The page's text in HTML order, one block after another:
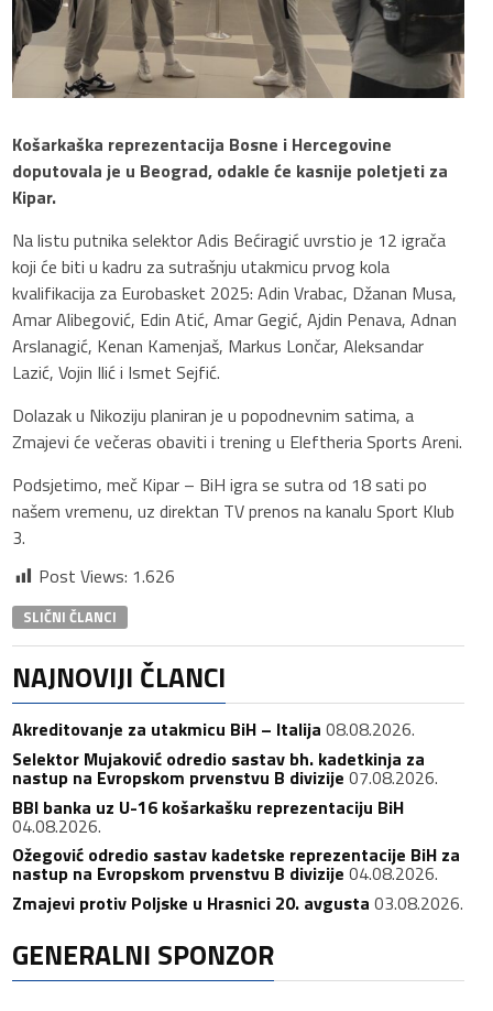
Košarkaška reprezentacija Bosne i Hercegovine
doputovala je u Beograd, odakle će kasnije poletjeti za
Kipar.
Na listu putnika selektor Adis Bećiragić uvrstio je 12 igrača
koji će biti u kadru za sutrašnju utakmicu prvog kola
kvalifikacija za Eurobasket 2025: Adin Vrabac, Džanan Musa,
Amar Alibegović, Edin Atić, Amar Gegić, Ajdin Penava, Adnan
Arslanagić, Kenan Kamenjaš, Markus Lončar, Aleksandar
Lazić, Vojin Ilić i Ismet Sejfić.
Dolazak u Nikoziju planiran je u popodnevnim satima, a
Zmajevi će večeras obaviti i trening u Eleftheria Sports Areni.
Podsjetimo, meč Kipar – BiH igra se sutra od 18 sati po
našem vremenu, uz direktan TV prenos na kanalu Sport Klub
3.
Post Views: 1.626
SLIČNI ČLANCI
NAJNOVIJI ČLANCI
Akreditovanje za utakmicu BiH – Italija 08.08.2026.
Selektor Mujaković odredio sastav bh. kadetkinja za
nastup na Evropskom prvenstvu B divizije 07.08.2026.
BBI banka uz U-16 košarkašku reprezentaciju BiH
04.08.2026.
Ožegović odredio sastav kadetske reprezentacije BiH za
nastup na Evropskom prvenstvu B divizije 04.08.2026.
Zmajevi protiv Poljske u Hrasnici 20. avgusta 03.08.2026.
GENERALNI SPONZOR